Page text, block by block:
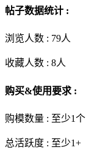
帖子数据统计 :
浏览人数 : 79人
收藏人数 : 8人
购买&使用要求 :
购模数量 : 至少1个
总活跃度 : 至少1+